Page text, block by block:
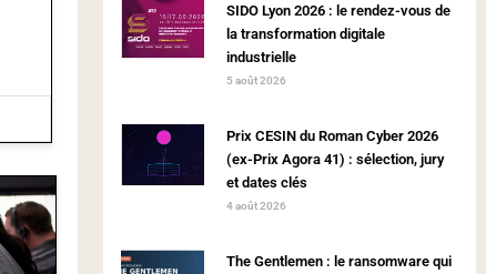
SIDO Lyon 2026 : le rendez-vous de
la transformation digitale
industrielle
5 août 2026
Prix CESIN du Roman Cyber 2026
(ex-Prix Agora 41) : sélection, jury
et dates clés
4 août 2026
The Gentlemen : le ransomware qui